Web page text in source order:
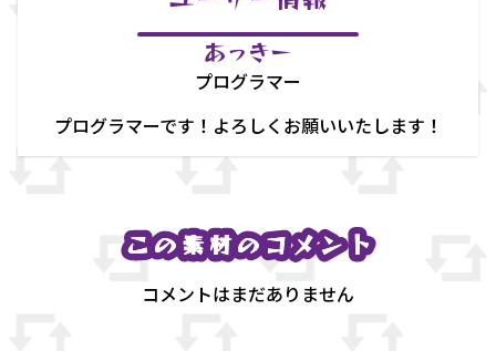
あっきー
プログラマー
プログラマーです！よろしくお願いいたします！
この素材のコメント
この素材のコメント
コメントはまだありません